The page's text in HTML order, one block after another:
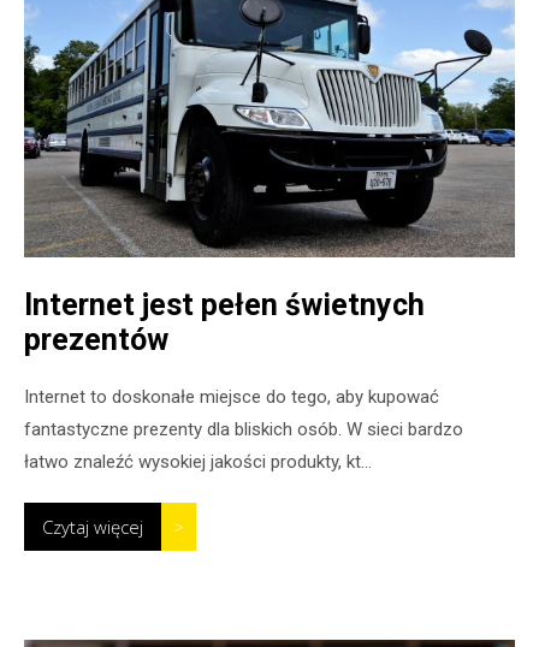
Internet jest pełen świetnych
prezentów
Internet to doskonałe miejsce do tego, aby kupować
fantastyczne prezenty dla bliskich osób. W sieci bardzo
łatwo znaleźć wysokiej jakości produkty, kt...
Czytaj więcej >